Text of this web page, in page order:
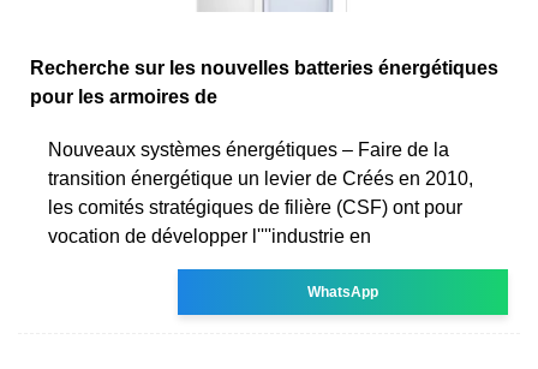
Recherche sur les nouvelles batteries énergétiques
pour les armoires de
Nouveaux systèmes énergétiques – Faire de la
transition énergétique un levier de Créés en 2010,
les comités stratégiques de filière (CSF) ont pour
vocation de développer l''''industrie en
WhatsApp